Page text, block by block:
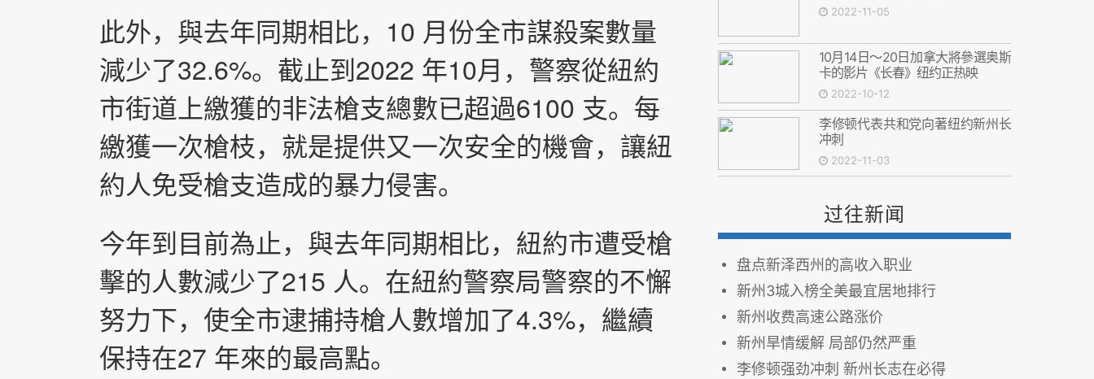
此外，與去年同期相比，10 月份全市謀殺案數量
減少了32.6%。截止到2022 年10月，警察從紐約
市街道上繳獲的非法槍支總數已超過6100 支。 每
繳獲一次槍枝，就是提供又一次安全的機會，讓紐
約人免受槍支造成的暴力侵害。
今年到目前為止，與去年同期相比，紐約市遭受槍
擊的人數減少了215 人。在紐約警察局警察的不懈
努力下，使全市逮捕持槍人數增加了4.3%，繼續
保持在27 年來的最高點。
2022-11-05
10月14日～20日加拿大將參選奥斯
卡的影片《长春》纽约正热映
2022-10-12
李修顿代表共和党向著纽约新州长
冲刺
2022-11-03
过往新闻
盘点新泽西州的高收入职业
新州3城入榜全美最宜居地排行
新州收费高速公路涨价
新州旱情缓解 局部仍然严重
李修顿强劲冲刺 新州长志在必得